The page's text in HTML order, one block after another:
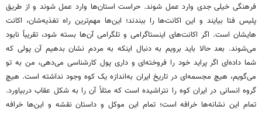
فرهنگی خیلی جدی وارد عمل شوند. حراست استان‌ها وارد عمل شوند و از طریق
پلیس فتا بیایند و این اکانت‌ها را ببندند؛ این‌ها مهم‌ترین راه تغذیه‌شان، اکانت
هایشان است. اگر اکانت‌های اینستاگرامی و تلگرامی آن‌ها بسته شود، تقریباً نابود
می‌شوند. بعد حالا باید برویم به دنبال اینکه به مردم نشان بدهیم آن پولی که
شما داده‌ای اگر پراید خود را فروخته‌ای و داری پول کارشناسی می‌دهی، من به تو
می‌گویم، هیچ مجسمه‌ای در تاریخ ایران به‌اندازه یک کوه وجود نداشته است. هیچ
گروه انسانی در ایران کوه را نتراشیده است که مثلاً آن را به شکل عقاب دربیاورد.
تمام این نشانه‌ها خرافه است؛ تمام این موکل و داستان نقشه و این‌ها خرافه